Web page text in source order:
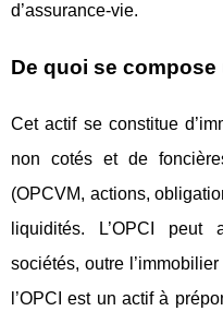
d’assurance-vie.
De quoi se compose
Cet actif se constitue
non cotés et de
(OPCVM, actions,
liquidités. L’OPCI
sociétés, outre
l’OPCI est un actif à